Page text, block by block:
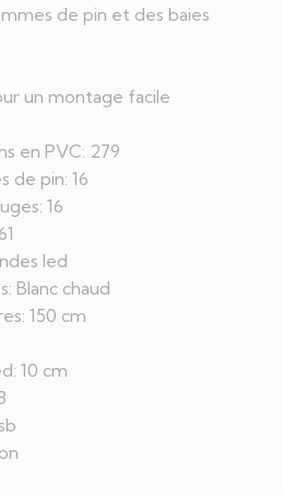
de pin et des baies
un montage facile
en PVC: 279
de pin: 16
16
led
Blanc chaud
150 cm
10 cm